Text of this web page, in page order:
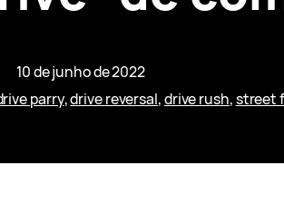
10 de junho de 2022
parry, drive reversal, drive rush, street